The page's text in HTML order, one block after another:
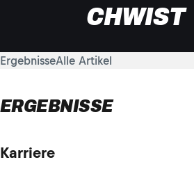
CHWIST
ErgebnisseAlle Artikel
ERGEBNISSE
Karriere